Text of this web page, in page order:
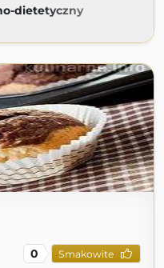
dietetyczny
0 Smakowite